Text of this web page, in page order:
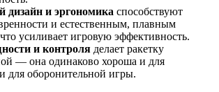
дизайн и эргономика способствуют
и естественным, плавным
усиливает игровую эффективность.
и контроля делает ракетку
— она одинаково хороша и для
для оборонительной игры.